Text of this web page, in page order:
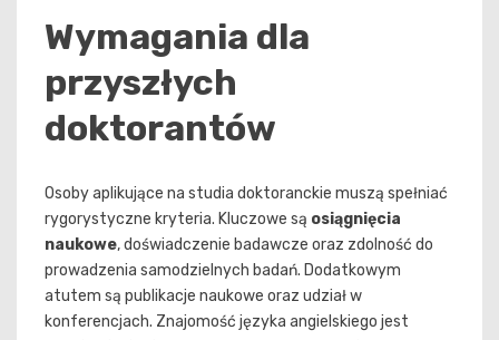
Wymagania dla
przyszłych
doktorantów
Osoby aplikujące na studia doktoranckie muszą spełniać
rygorystyczne kryteria. Kluczowe są osiągnięcia
naukowe, doświadczenie badawcze oraz zdolność do
prowadzenia samodzielnych badań. Dodatkowym
atutem są publikacje naukowe oraz udział w
konferencjach. Znajomość języka angielskiego jest